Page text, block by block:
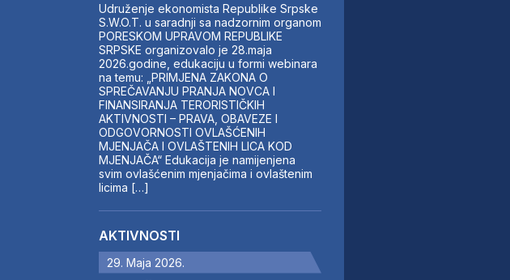
Udruženje ekonomista Republike Srpske
S.W.O.T. u saradnji sa nadzornim organom
PORESKOM UPRAVOM REPUBLIKE
SRPSKE organizovalo je 28.maja
2026.godine, edukaciju u formi webinara
na temu: „PRIMJENA ZAKONA O
SPREČAVANJU PRANJA NOVCA I
FINANSIRANJA TERORISTIČKIH
AKTIVNOSTI – PRAVA, OBAVEZE I
ODGOVORNOSTI OVLAŠĆENIH
MJENJAČA I OVLAŠTENIH LICA KOD
MJENJAČA“ Edukacija je namijenjena
svim ovlašćenim mjenjačima i ovlaštenim
licima […]
AKTIVNOSTI
29. Maja 2026.